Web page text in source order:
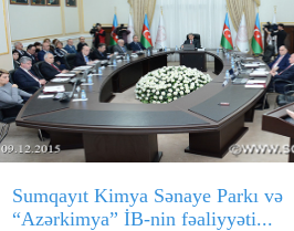
Sumqayıt Kimya Sənaye Parkı və
“Azərkimya” İB-nin fəaliyyəti...